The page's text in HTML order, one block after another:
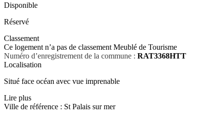
Disponible
Réservé
Classement
Ce logement n’a pas de classement Meublé de Tourisme
Numéro d’enregistrement de la commune : RAT3368HTT
Localisation
Situé face océan avec vue imprenable
Lire plus
Ville de référence : St Palais sur mer